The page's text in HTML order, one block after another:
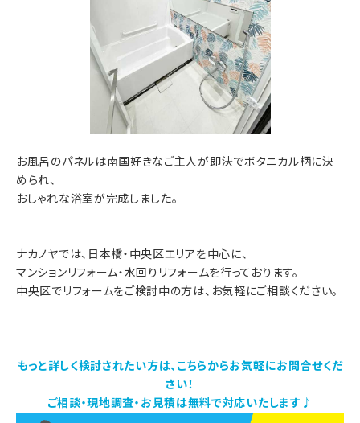
お風呂のパネルは南国好きなご主人が即決でボタニカル柄に決
められ、
おしゃれな浴室が完成しました。
ナカノヤでは、日本橋・中央区エリアを中心に、
マンションリフォーム・水回りリフォームを行っております。
中央区でリフォームをご検討中の方は、お気軽にご相談ください。
もっと詳しく検討されたい方は、こちらからお気軽にお問合せくだ
さい！
ご相談・現地調査・お見積は無料で対応いたします♪